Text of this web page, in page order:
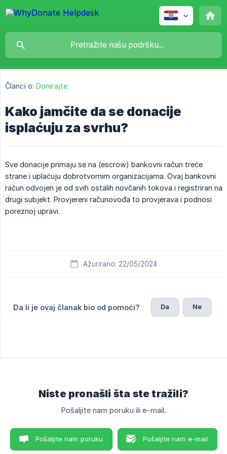
Članci o: Donirajte
Kako jamčite da se donacije
isplaćuju za svrhu?
Sve donacije primaju se na (escrow) bankovni račun treće
strane i uplaćuju dobrotvornim organizacijama. Ovaj bankovni
račun odvojen je od svih ostalih novčanih tokova i registriran na
drugi subjekt. Provjereni računovođa to provjerava i podnosi
poreznoj upravi.
Ažurirano: 22/05/2024
Da li je ovaj članak bio od pomoći? Da Ne
Niste pronašli šta ste tražili?
Pošaljite nam poruku ili e-mail.
Pošaljite nam poruku Pošaljite nam e-mail